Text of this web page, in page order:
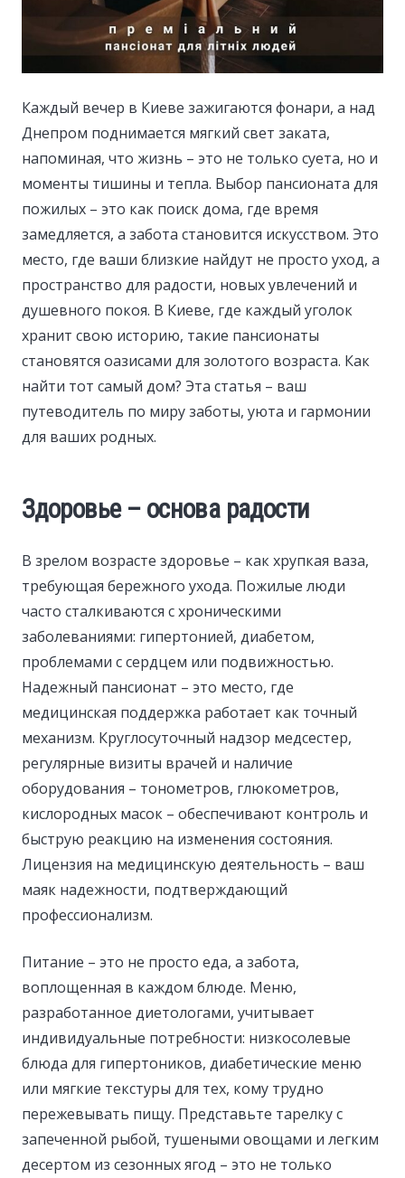
Каждый вечер в Киеве зажигаются фонари, а над
Днепром поднимается мягкий свет заката,
напоминая, что жизнь – это не только суета, но и
моменты тишины и тепла. Выбор пансионата для
пожилых – это как поиск дома, где время
замедляется, а забота становится искусством. Это
место, где ваши близкие найдут не просто уход, а
пространство для радости, новых увлечений и
душевного покоя. В Киеве, где каждый уголок
хранит свою историю, такие пансионаты
становятся оазисами для золотого возраста. Как
найти тот самый дом? Эта статья – ваш
путеводитель по миру заботы, уюта и гармонии
для ваших родных.
Здоровье – основа радости
В зрелом возрасте здоровье – как хрупкая ваза,
требующая бережного ухода. Пожилые люди
часто сталкиваются с хроническими
заболеваниями: гипертонией, диабетом,
проблемами с сердцем или подвижностью.
Надежный пансионат – это место, где
медицинская поддержка работает как точный
механизм. Круглосуточный надзор медсестер,
регулярные визиты врачей и наличие
оборудования – тонометров, глюкометров,
кислородных масок – обеспечивают контроль и
быструю реакцию на изменения состояния.
Лицензия на медицинскую деятельность – ваш
маяк надежности, подтверждающий
профессионализм.
Питание – это не просто еда, а забота,
воплощенная в каждом блюде. Меню,
разработанное диетологами, учитывает
индивидуальные потребности: низкосолевые
блюда для гипертоников, диабетические меню
или мягкие текстуры для тех, кому трудно
пережевывать пищу. Представьте тарелку с
запеченной рыбой, тушеными овощами и легким
десертом из сезонных ягод – это не только